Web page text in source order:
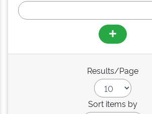
Results/Page
Sort items by